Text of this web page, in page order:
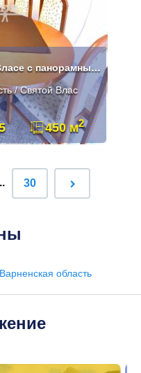
Продажа дома в Святом Власе с панорамным видом на море
/ Святой Влас
450 м2
30
Варненская область